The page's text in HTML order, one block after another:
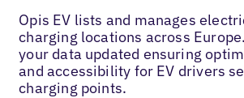
Opis EV lists and manages
charging locations across
your data updated ensuring
and accessibility for EV drivers
charging points.